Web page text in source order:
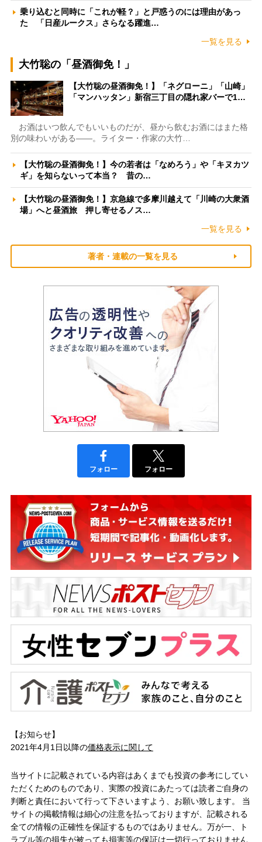
乗り込むと同時に「これが軽？」と戸惑うのには理由があっ
た 「日産ルークス」さらなる躍進…
一覧を見る
大竹聡の「昼酒御免！」
【大竹聡の昼酒御免！】「ネグローニ」「山崎」
「マンハッタン」新宿三丁目の隠れ家バーで1…
お酒はいつ飲んでもいいものだが、昼から飲むお酒にはまた格
別の味わいがある――。ライター・作家の大竹…
【大竹聡の昼酒御免！】今の若者は「なめろう」や「キヌカツ
ギ」を知らないって本当？ 昔の…
【大竹聡の昼酒御免！】京急線で多摩川越えて「川崎の大衆酒
場」へと昼酒旅 押し寄せるノス…
一覧を見る
著者・連載の一覧を見る
フォロー フォロー
【お知らせ】
2021年4月1日以降の価格表示に関して
当サイトに記載されている内容はあくまでも投資の参考にしてい
ただくためのものであり、実際の投資にあたっては読者ご自身の
判断と責任において行って下さいますよう、お願い致します。 当
サイトの掲載情報は細心の注意を払っておりますが、記載される
全ての情報の正確性を保証するものではありません。万が一、ト
ラブル等の損失が被っても損害等の保証は一切行っておりません